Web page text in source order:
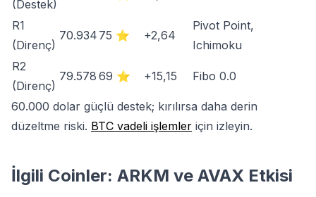
(Destek)
R1
(Direnç)
70.934 75 ⭐ +2,64
Pivot Point,
Ichimoku
R2
(Direnç)
79.578 69 ⭐ +15,15 Fibo 0.0
60.000 dolar güçlü destek; kırılırsa daha derin
düzeltme riski. BTC vadeli işlemler için izleyin.
İlgili Coinler: ARKM ve AVAX Etkisi